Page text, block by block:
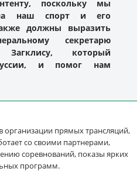
поскольку мы
наш спорт и его
должны выразить
секретарю
который
и помог нам
организации прямых трансляций,
со своими партнерами,
соревнований, показы ярких
программ.